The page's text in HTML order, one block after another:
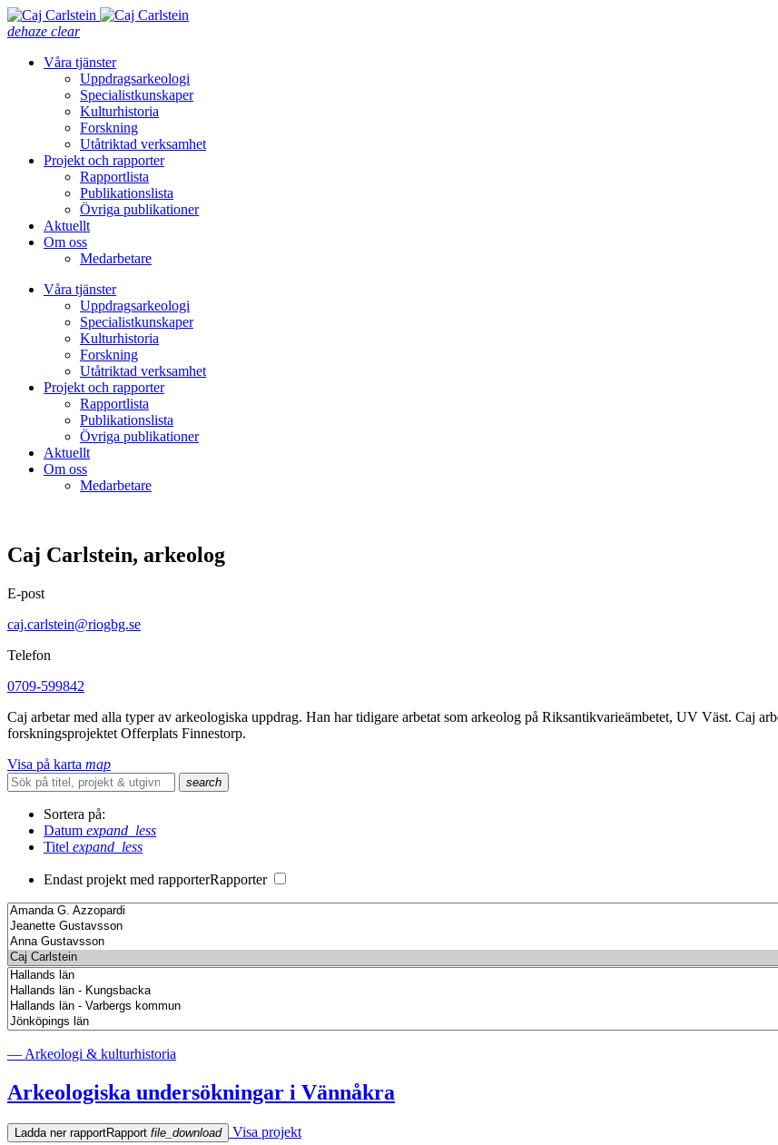
dehaze clear
Våra tjänster
Uppdragsarkeologi
Specialistkunskaper
Kulturhistoria
Forskning
Utåtriktad verksamhet
Projekt och rapporter
Rapportlista
Publikationslista
Övriga publikationer
Aktuellt
Om oss
Medarbetare
Våra tjänster
Uppdragsarkeologi
Specialistkunskaper
Kulturhistoria
Forskning
Utåtriktad verksamhet
Projekt och rapporter
Rapportlista
Publikationslista
Övriga publikationer
Aktuellt
Om oss
Medarbetare
Caj Carlstein, arkeolog
E-post
caj.carlstein@riogbg.se
Telefon
0709-599842
Caj arbetar med alla typer av arkeologiska uppdrag. Han har tidigare arbetat som arkeolog på Riksantikvarieämbetet, UV Väst. Caj
forskningsprojektet Offerplats Finnestorp.
Visa på karta map
search
Sortera på:
Datum expand_less
Titel expand_less
Endast projekt med rapporterRapporter
— Arkeologi & kulturhistoria
Arkeologiska undersökningar i Vännåkra
Ladda ner rapportRapport file_download Visa projekt